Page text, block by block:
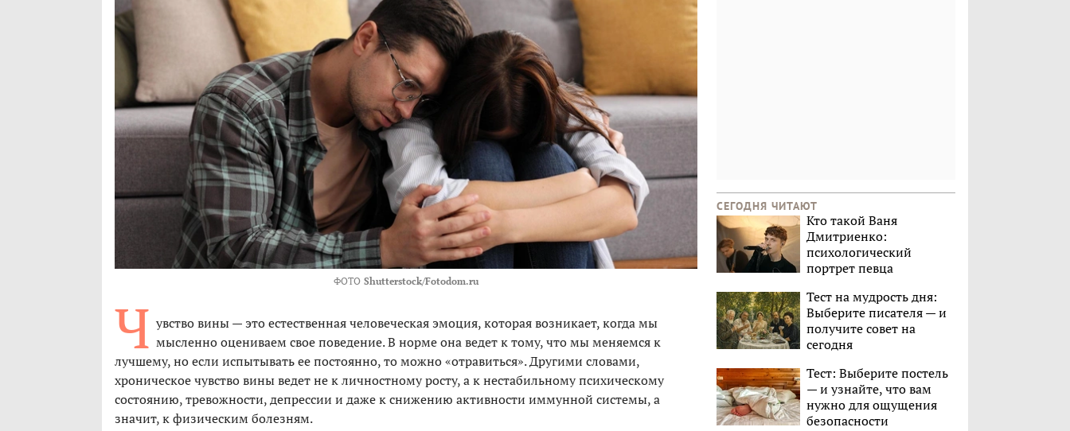
ФОТО Shutterstock/Fotodom.ru
Ч увство вины — это естественная человеческая эмоция, которая возникает, когда мы
мысленно оцениваем свое поведение. В норме она ведет к тому, что мы меняемся к
лучшему, но если испытывать ее постоянно, то можно «отравиться». Другими словами,
хроническое чувство вины ведет не к личностному росту, а к нестабильному психическому
состоянию, тревожности, депрессии и даже к снижению активности иммунной системы, а
значит, к физическим болезням.
СЕГОДНЯ ЧИТАЮТ
Кто такой Ваня
Дмитриенко:
психологический
портрет певца
Тест на мудрость дня:
Выберите писателя — и
получите совет на
сегодня
Тест: Выберите постель
— и узнайте, что вам
нужно для ощущения
безопасности